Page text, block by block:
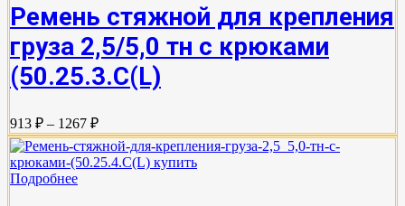
Ремень стяжной для крепления
груза 2,5/5,0 тн с крюками
(50.25.3.C(L)
913 ₽ – 1267 ₽
Подробнее